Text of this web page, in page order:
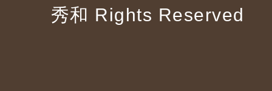
秀和 Rights Reserved